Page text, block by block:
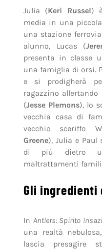
Julia (Keri Russel)
media in una
una stazione
alunno, Lucas (
presenta in classe
una famiglia di orsi.
e si prodigherà
ragazzino
(Jesse Plemons), lo
vecchia casa di
vecchio sceriffo
Greene), Julia e Paul
di più dietro
maltrattamenti
Gli ingredienti
In Antlers: Spirito
una realtà
lascia presagire